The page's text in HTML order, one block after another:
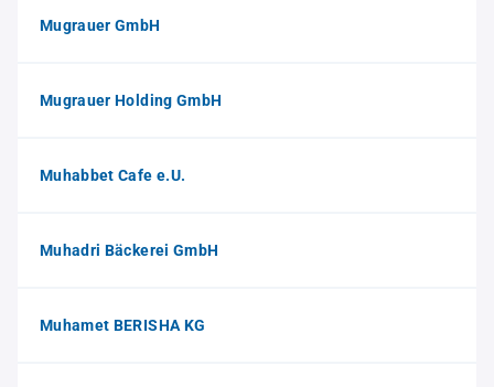
Mugrauer GmbH
Mugrauer Holding GmbH
Muhabbet Cafe e.U.
Muhadri Bäckerei GmbH
Muhamet BERISHA KG